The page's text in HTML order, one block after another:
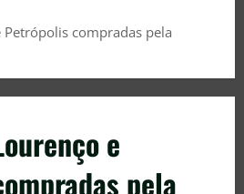
Petrópolis compradas pela
e
pela